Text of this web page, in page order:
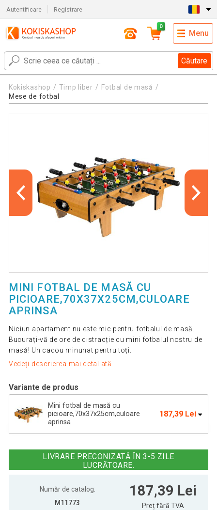
Autentificare Registrare
Căutare
0
Menu
Kokiskashop Timp liber
Fotbal de masă
Mese de fotbal
MINI FOTBAL DE MASĂ CU
PICIOARE,70X37X25CM,CULOARE
APRINSA
Niciun apartament nu este mic pentru fotbalul de masă.
Bucurați-vă de ore de distracție cu mini fotbalul nostru de
masă! Un cadou minunat pentru toți.
Vedeți descrierea mai detaliată
Variante de produs
Mini fotbal de masă cu
picioare,70x37x25cm,culoare
aprinsa
187,39 Lei
imprimeu - 70x37x25 cm
37 x 25 cm, întunecat
176,47 Lei
LIVRARE PRECONIZATĂ ÎN 3-5 ZILE
LUCRĂTOARE.
Număr de catalog:
M11773
187,39 Lei
Preț fără TVA